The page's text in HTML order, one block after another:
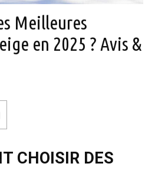
Meilleures
en 2025 ? Avis &
CHOISIR DES